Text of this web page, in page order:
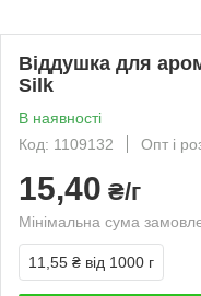
Віддушка для
Silk
В наявності
Код: 1109132
Опт і
15,40 ₴/г
Мінімальна сума
11,55 ₴ від 1000 г